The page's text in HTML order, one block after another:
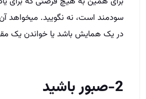
سودمند است، نه نگویید.
در یک همایش باشد یا خواندن یک
2-صبور باشید